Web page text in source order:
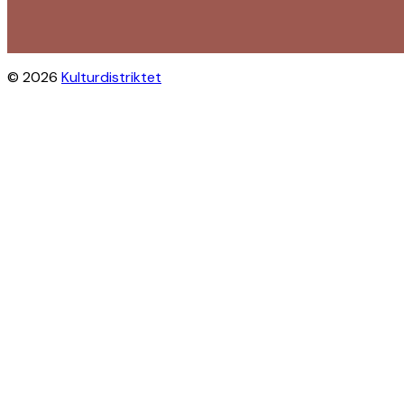
© 2026 Kulturdistriktet